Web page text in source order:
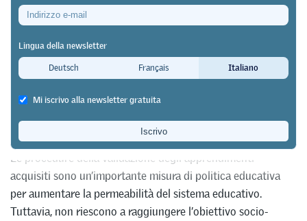
Studio dell'Università di Zurigo
Le procedure di validazione non
raggiungono il loro obiettivo socio-
politico
Le procedure della validazione degli apprendimenti
acquisiti sono un’importante misura di politica educativa
per aumentare la permeabilità del sistema educativo.
Tuttavia, non riescono a raggiungere l’obiettivo socio-
Lingua della newsletter
Deutsch
Français Italiano
Mi iscrivo alla newsletter gratuita